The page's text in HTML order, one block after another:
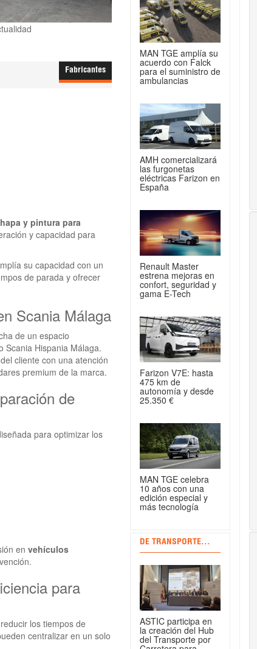
Fabricantes
y pintura para
y capacidad para
su capacidad con un
de parada y ofrecer
Scania Málaga
de un espacio
Scania Hispania Málaga.
cliente con una atención
premium de la marca.
de
para optimizar los
en vehículos
para
los tiempos de
centralizar en un solo
MAN TGE amplía su
acuerdo con Falck
para el suministro de
ambulancias
AMH comercializará
las furgonetas
eléctricas Farizon en
España
Renault Master
estrena mejoras en
confort, seguridad y
gama E-Tech
Farizon V7E: hasta
475 km de
autonomía y desde
25.350 €
MAN TGE celebra
10 años con una
edición especial y
más tecnología
DE TRANSPORTE...
ASTIC participa en
la creación del Hub
del Transporte por